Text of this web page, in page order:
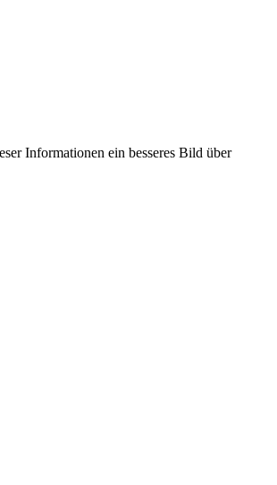
Informationen ein besseres Bild über